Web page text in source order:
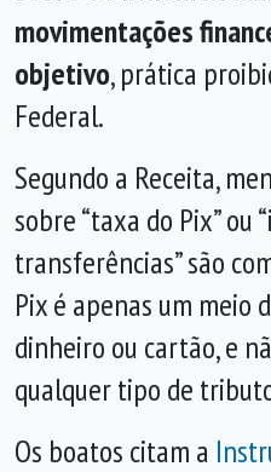
movimentações
objetivo, prática
Federal.
Segundo a Receita,
sobre “taxa do Pix” ou
transferências” são
Pix é apenas um meio
dinheiro ou cartão, e
qualquer tipo de
Os boatos citam a